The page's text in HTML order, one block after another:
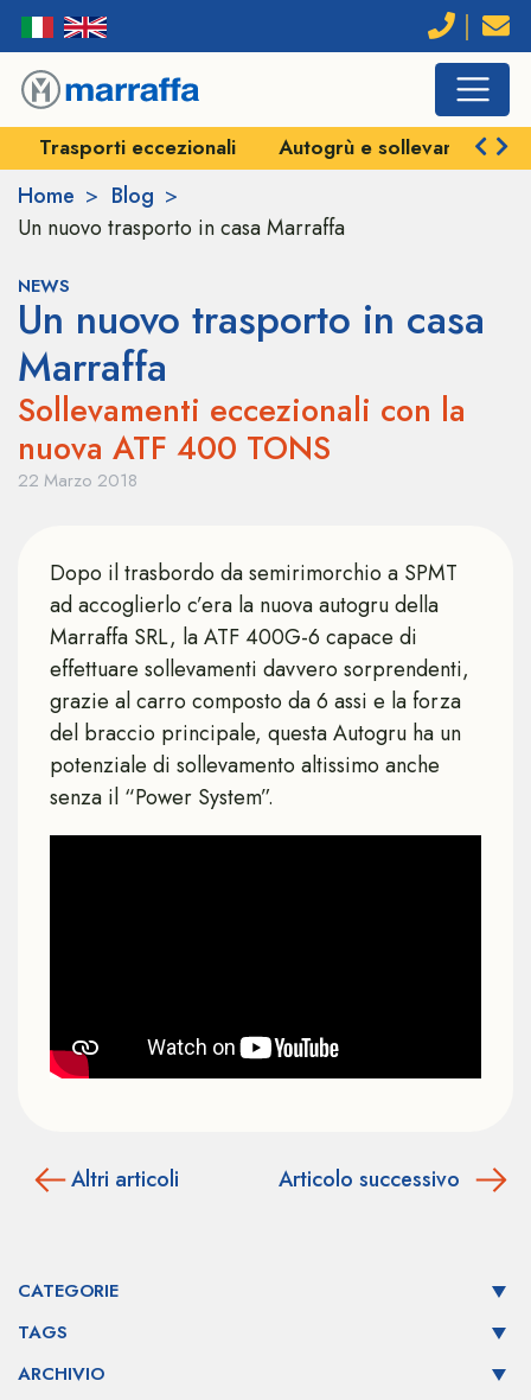
Trasporti eccezionali Autogrù e sollevamenti
Home
Blog
Un nuovo trasporto in casa Marraffa
NEWS
Un nuovo trasporto in casa
Marraffa
Sollevamenti eccezionali con la
nuova ATF 400 TONS
22 Marzo 2018
Dopo il trasbordo da semirimorchio a SPMT
ad accoglierlo c’era la nuova autogru della
Marraffa SRL, la ATF 400G-6 capace di
effettuare sollevamenti davvero sorprendenti,
grazie al carro composto da 6 assi e la forza
del braccio principale, questa Autogru ha un
potenziale di sollevamento altissimo anche
senza il “Power System”.
Altri articoli Articolo successivo
CATEGORIE
TAGS
ARCHIVIO